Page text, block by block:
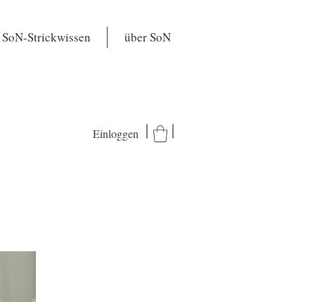
SoN-Strickwissen über SoN
Einloggen